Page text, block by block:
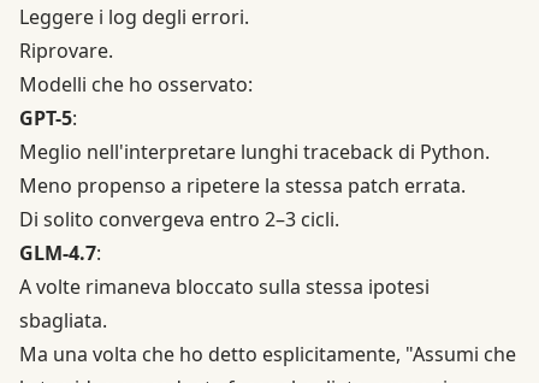
Leggere i log degli errori.
Riprovare.
Modelli che ho osservato:
GPT-5:
Meglio nell'interpretare lunghi traceback di Python.
Meno propenso a ripetere la stessa patch errata.
Di solito convergeva entro 2–3 cicli.
GLM-4.7:
A volte rimaneva bloccato sulla stessa ipotesi
sbagliata.
Ma una volta che ho detto esplicitamente, "Assumi che